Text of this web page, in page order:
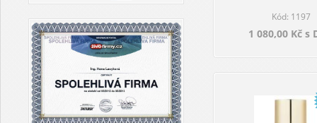
Kód: 1197
1 080,00 Kč s